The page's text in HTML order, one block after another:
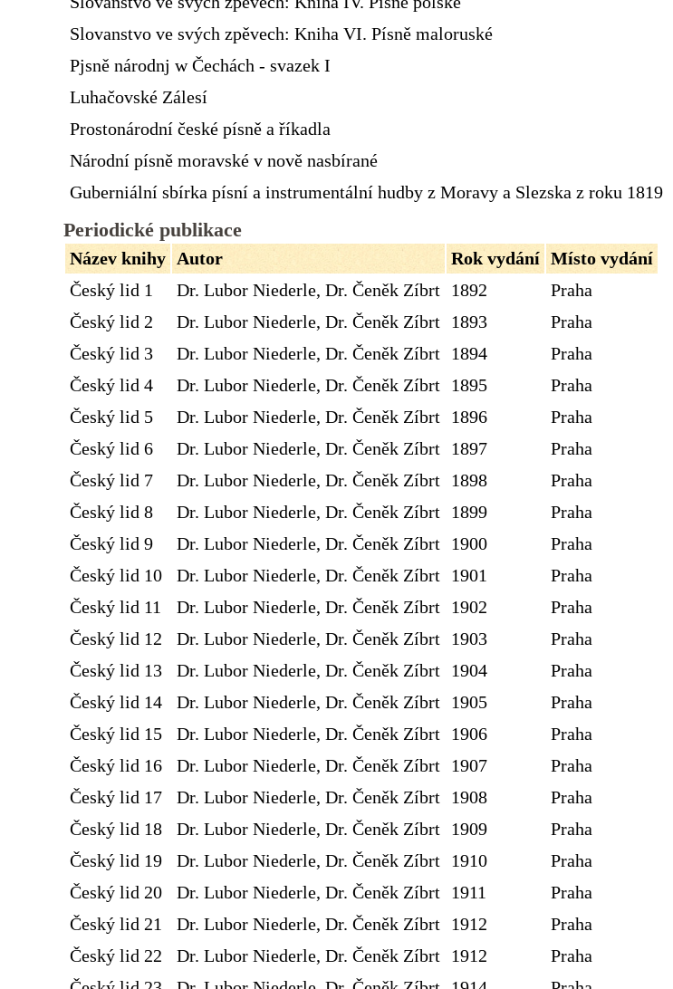
Slovanstvo ve svých zpěvech: Kniha VI. Písně maloruské
Pjsně národnj w Čechách - svazek I
Luhačovské Zálesí
Prostonárodní české písně a říkadla
Národní písně moravské v nově nasbírané
Guberniální sbírka písní a instrumentální hudby z Moravy a Slezska z roku 1819
Periodické publikace
Název knihy Autor Rok vydání Místo vydání
Český lid 1
Dr. Lubor Niederle, Dr. Čeněk Zíbrt 1892
Praha
Český lid 2
Dr. Lubor Niederle, Dr. Čeněk Zíbrt 1893
Praha
Český lid 3
Dr. Lubor Niederle, Dr. Čeněk Zíbrt 1894
Praha
Český lid 4
Dr. Lubor Niederle, Dr. Čeněk Zíbrt 1895
Praha
Český lid 5
Dr. Lubor Niederle, Dr. Čeněk Zíbrt 1896
Praha
Český lid 6
Dr. Lubor Niederle, Dr. Čeněk Zíbrt 1897
Praha
Český lid 7
Dr. Lubor Niederle, Dr. Čeněk Zíbrt 1898
Praha
Český lid 8
Dr. Lubor Niederle, Dr. Čeněk Zíbrt 1899
Praha
Český lid 9
Dr. Lubor Niederle, Dr. Čeněk Zíbrt 1900
Praha
Český lid 10
Dr. Lubor Niederle, Dr. Čeněk Zíbrt 1901
Praha
Český lid 11
Dr. Lubor Niederle, Dr. Čeněk Zíbrt 1902
Praha
Český lid 12
Dr. Lubor Niederle, Dr. Čeněk Zíbrt 1903
Praha
Český lid 13
Dr. Lubor Niederle, Dr. Čeněk Zíbrt 1904
Praha
Český lid 14
Dr. Lubor Niederle, Dr. Čeněk Zíbrt 1905
Praha
Český lid 15
Dr. Lubor Niederle, Dr. Čeněk Zíbrt 1906
Praha
Český lid 16
Dr. Lubor Niederle, Dr. Čeněk Zíbrt 1907
Praha
Český lid 17
Dr. Lubor Niederle, Dr. Čeněk Zíbrt 1908
Praha
Český lid 18
Dr. Lubor Niederle, Dr. Čeněk Zíbrt 1909
Praha
Český lid 19
Dr. Lubor Niederle, Dr. Čeněk Zíbrt 1910
Praha
Český lid 20
Dr. Lubor Niederle, Dr. Čeněk Zíbrt 1911
Praha
Český lid 21
Dr. Lubor Niederle, Dr. Čeněk Zíbrt 1912
Praha
Český lid 22
Dr. Lubor Niederle, Dr. Čeněk Zíbrt 1912
Praha